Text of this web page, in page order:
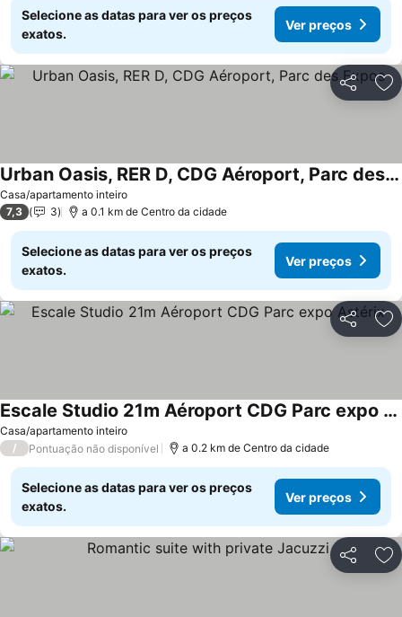
Selecione as datas para ver os preços
exatos.
Ver preços
Partilhar
Casa/apartamento inteiro
Urban Oasis, RER D, CDG Aéroport, Parc des Expos
7,3 3 a 0.1 km de Centro da cidade
Selecione as datas para ver os preços
exatos.
Ver preços
Partilhar
Casa/apartamento inteiro
Escale Studio 21m Aéroport CDG Parc expo Astérix
/ Pontuação não disponível a 0.2 km de Centro da cidade
Selecione as datas para ver os preços
exatos.
Ver preços
Partilhar